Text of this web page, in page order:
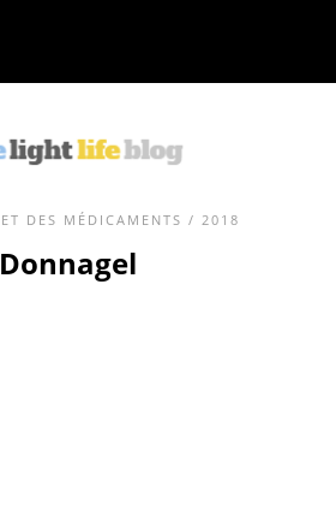
ET DES MÉDICAMENTS / 2018
Donnagel